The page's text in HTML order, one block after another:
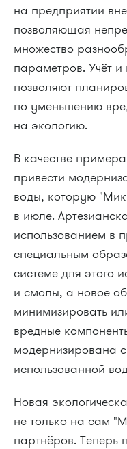
на предприятии
позволяющая
множество
параметров. Учёт
позволяют
по уменьшению
на экологию.
В качестве
привести
воды, которую
в июле.
использованием в
специальным
системе для этого
и смолы, а новое
минимизировать
вредные
модернизирована
использованной
Новая
не только на сам
партнёров. Теперь